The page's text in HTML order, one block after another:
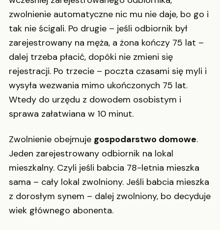
zwolnienie automatyczne nic mu nie daje, bo go i
tak nie ścigali. Po drugie – jeśli odbiornik był
zarejestrowany na męża, a żona kończy 75 lat –
dalej trzeba płacić, dopóki nie zmieni się
rejestracji. Po trzecie – poczta czasami się myli i
wysyła wezwania mimo ukończonych 75 lat.
Wtedy do urzędu z dowodem osobistym i
sprawa załatwiana w 10 minut.
Zwolnienie obejmuje gospodarstwo domowe.
Jeden zarejestrowany odbiornik na lokal
mieszkalny. Czyli jeśli babcia 78-letnia mieszka
sama – cały lokal zwolniony. Jeśli babcia mieszka
z dorosłym synem – dalej zwolniony, bo decyduje
wiek głównego abonenta.